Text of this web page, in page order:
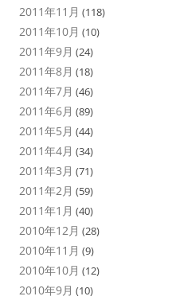
2011年11月 (118)
2011年10月 (10)
2011年9月 (24)
2011年8月 (18)
2011年7月 (46)
2011年6月 (89)
2011年5月 (44)
2011年4月 (34)
2011年3月 (71)
2011年2月 (59)
2011年1月 (40)
2010年12月 (28)
2010年11月 (9)
2010年10月 (12)
2010年9月 (10)